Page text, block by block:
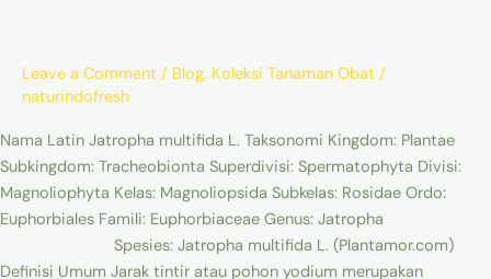
Leave a Comment / Blog, Koleksi Tanaman Obat /
naturindofresh
Nama Latin Jatropha multifida L. Taksonomi Kingdom: Plantae
Subkingdom: Tracheobionta Superdivisi: Spermatophyta Divisi:
Magnoliophyta Kelas: Magnoliopsida Subkelas: Rosidae Ordo:
Euphorbiales Famili: Euphorbiaceae Genus: Jatropha
Spesies: Jatropha multifida L. (Plantamor.com)
Definisi Umum Jarak tintir atau pohon yodium merupakan